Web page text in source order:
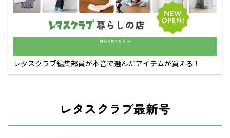
レタスクラブ編集部員が本音で選んだアイテムが買える！
レタスクラブ最新号